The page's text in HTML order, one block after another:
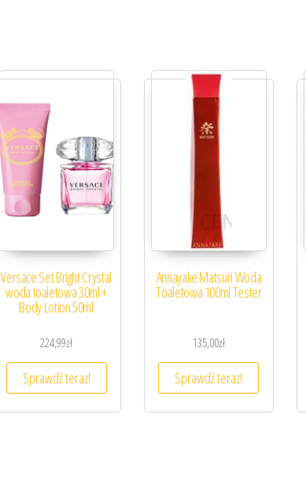
Versace Set Bright Crystal
woda toaletowa 30ml +
Body Lotion 50ml
224,99zł
Sprawdź teraz!
Annayake Matsuri Woda
Toaletowa 100ml Tester
135,00zł
Sprawdź teraz!